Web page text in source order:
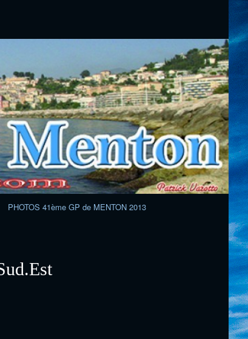
PHOTOS 41ème GP de MENTON 2013